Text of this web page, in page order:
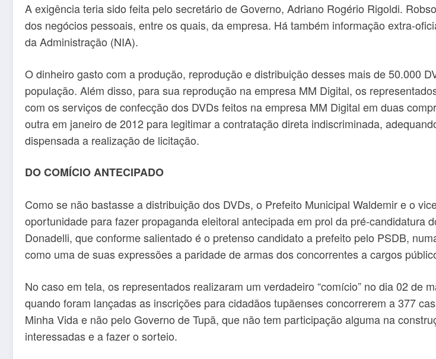
A exigência teria sido feita pelo secretário de Governo, Adriano Rogério Rigoldi.
dos negócios pessoais, entre os quais, da empresa. Há também informação extra-
da Administração (NIA).
O dinheiro gasto com a produção, reprodução e distribuição desses mais de 50.000
população. Além disso, para sua reprodução na empresa MM Digital, os
com os serviços de confecção dos DVDs feitos na empresa MM Digital em duas
outra em janeiro de 2012 para legitimar a contratação direta indiscriminada,
dispensada a realização de licitação.
DO COMÍCIO ANTECIPADO
Como se não bastasse a distribuição dos DVDs, o Prefeito Municipal Waldemir e o
oportunidade para fazer propaganda eleitoral antecipada em prol da pré-candidatura
Donadelli, que conforme salientado é o pretenso candidato a prefeito pelo PSDB,
como uma de suas expressões a paridade de armas dos concorrentes a cargos
No caso em tela, os representados realizaram um verdadeiro “comício” no dia 02 de
quando foram lançadas as inscrições para cidadãos tupãenses concorrerem a 377
Minha Vida e não pelo Governo de Tupã, que não tem participação alguma na
interessadas e a fazer o sorteio.